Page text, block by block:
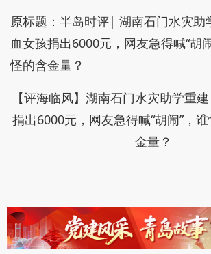
原标题：半岛时评| 湖南石门水灾助
血女孩捐出6000元，网友急得喊“胡
怪的含金量？
【评海临风】湖南石门水灾助学重
捐出6000元，网友急得喊“胡闹”，
金量？